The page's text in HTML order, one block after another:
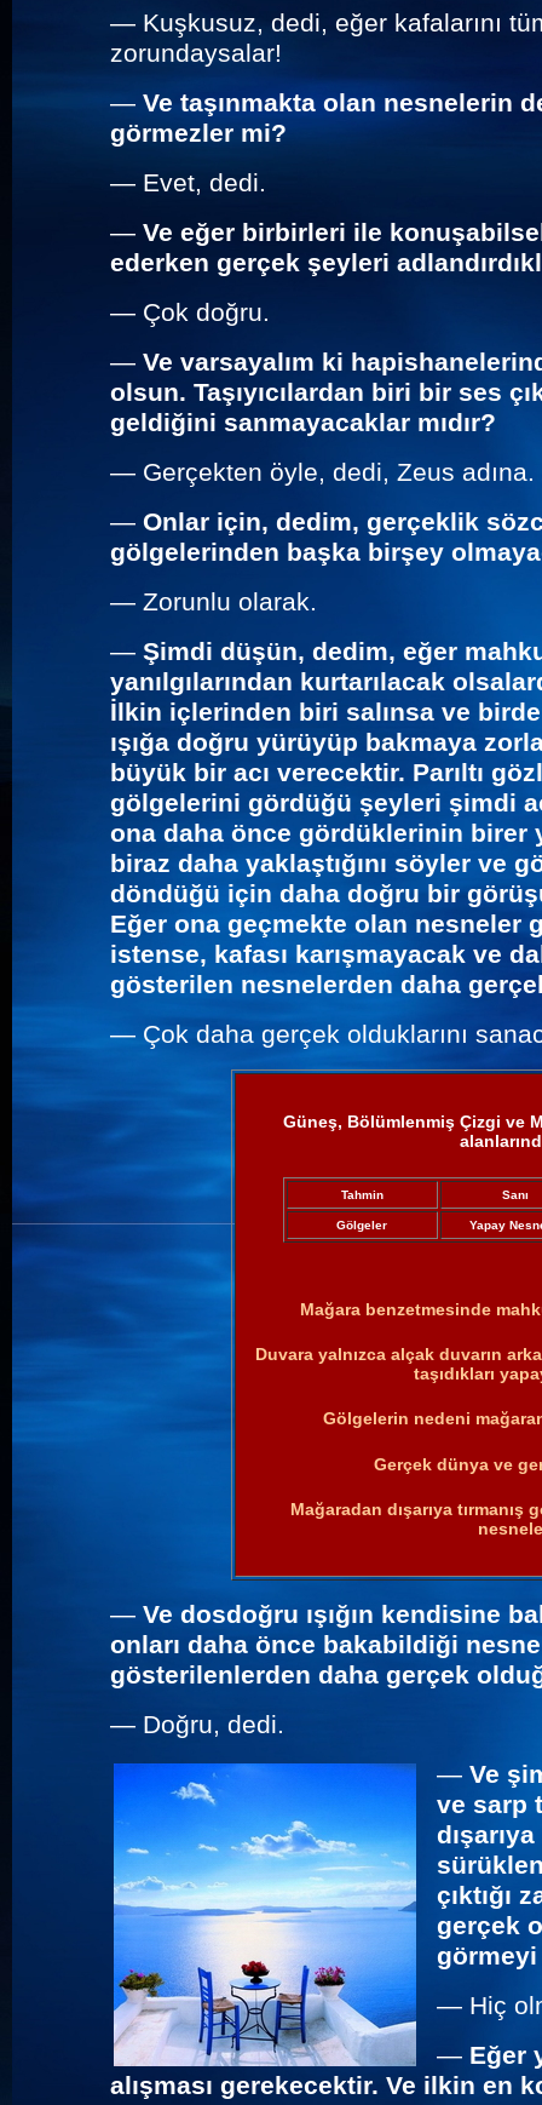
— Kuşkusuz, dedi, eğer kafalarını
zorundaysalar!
— Ve taşınmakta olan nesnelerin
görmezler mi?
— Evet, dedi.
— Ve eğer birbirleri ile
ederken gerçek şeyleri
— Çok doğru.
— Ve varsayalım ki
olsun. Taşıyıcılardan biri bir ses
geldiğini sanmayacaklar mıdır?
— Gerçekten öyle, dedi, Zeus adına.
— Onlar için, dedim, gerçeklik
gölgelerinden başka birşey
— Zorunlu olarak.
— Şimdi düşün, dedim, eğer
yanılgılarından kurtarılacak
İlkin içlerinden biri salınsa ve
ışığa doğru yürüyüp bakmaya
büyük bir acı verecektir. Parıltı
gölgelerini gördüğü şeyleri şimdi
ona daha önce gördüklerinin birer
biraz daha yaklaştığını söyler ve
döndüğü için daha doğru bir
Eğer ona geçmekte olan nesneler
istense, kafası karışmayacak ve
gösterilen nesnelerden daha
— Çok daha gerçek olduklarını
Güneş, Bölümlenmiş Çizgi ve
Tahmin Sanı
Gölgeler Yapay
Mağara benzetmesinde
Duvara yalnızca alçak duvarın
taşıdıkları
Gölgelerin nedeni
Gerçek dünya ve
Mağaradan dışarıya
— Ve dosdoğru ışığın kendisine
onları daha önce bakabildiği
gösterilenlerden daha gerçek
— Doğru, dedi.
— Ve
ve sarp
çıktığı
gerçek
görmeyi
— Hiç
— Eğer
alışması gerekecektir. Ve ilkin en